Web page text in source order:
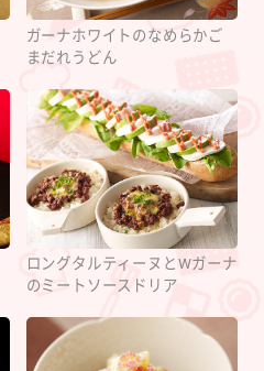
ガーナホワイトのなめらかご
まだれうどん
ロングタルティーヌとWガーナ
のミートソースドリア